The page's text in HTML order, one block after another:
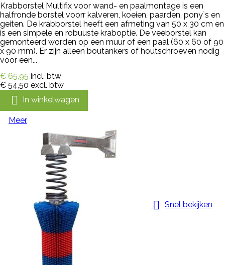
Krabborstel Multifix voor wand- en paalmontage is een
halfronde borstel voorr kalveren, koeien, paarden, pony`s en
geiten. De krabborstel heeft een afmeting van 50 x 30 cm en
is een simpele en robuuste kraboptie. De veeborstel kan
gemonteerd worden op een muur of een paal (60 x 60 of 90
x 90 mm). Er zijn alleen boutankers of houtschroeven nodig
voor een...
€ 65,95 incl. btw
€ 54,50 excl. btw
 In winkelwagen
Meer
 Snel bekijken